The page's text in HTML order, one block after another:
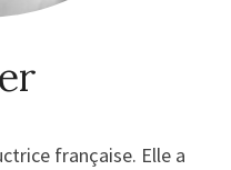
française. Elle a